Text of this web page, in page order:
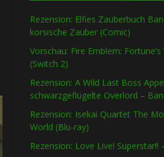
Rezension: Elfies Zauberbuch
korsische Zauber (Comic)
Vorschau: Fire Emblem: Fortune’s
(Switch 2)
Rezension: A Wild Last Boss
schwarzgeflügelte Overlord –
Rezension: Isekai Quartet The
World (Blu-ray)
Rezension: Love Live! Superstar!!